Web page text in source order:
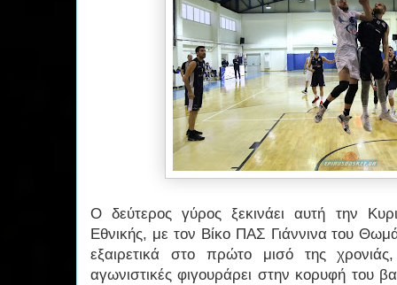
Ο δεύτερος γύρος ξεκινάει αυτή την
Εθνικής, με τον Βίκο ΠΑΣ Γιάννινα του
εξαιρετικά στο πρώτο μισό της
αγωνιστικές φιγουράρει στην κορυφή του